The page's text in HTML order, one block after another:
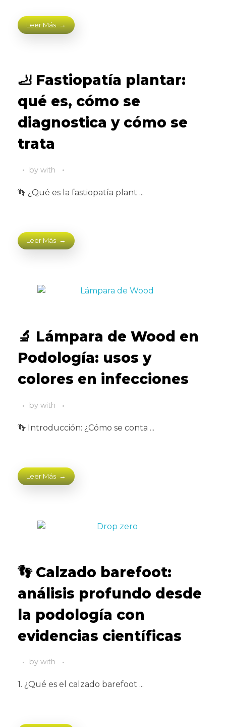
Leer Más
🦶 Fastiopatía plantar:
qué es, cómo se
diagnostica y cómo se
trata
by with
👣 ¿Qué es la fastiopatía plant ...
Leer Más
🔬 Lámpara de Wood en
Podología: usos y
colores en infecciones
by with
👣 Introducción: ¿Cómo se conta ...
Leer Más
👣 Calzado barefoot:
análisis profundo desde
la podología con
evidencias científicas
by with
1. ¿Qué es el calzado barefoot ...